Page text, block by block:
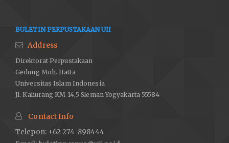
BULETIN PERPUSTAKAAN UII
Address
Direktorat Perpustakaan
Gedung Moh. Hatta
Universitas Islam Indonesia
Jl. Kaliurang KM 14,5 Sleman Yogyakarta 55584
Contact Info
Telepon: +62 274-898444